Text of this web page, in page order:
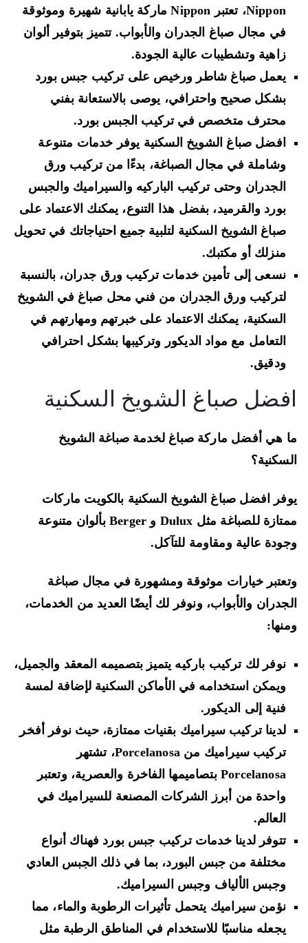
Nippon، تعتبر Nippon ماركة يابانية شهيرة وموثوقة
في مجال صباغ الجدران والأبواب. تتميز بتوفير ألوان
زاهية وتشطيبات عالية الجودة.
يعمل صباغ شاطر ورخيص على تركيب جبس بورد
بشكل صحيح واحترافي، يوصى بالاستعانة بفني
محترف متخصص في تركيب الجبس بورد.
افضل صباغ الشويخ السكنية يوفر خدمات متنوعة
وشاملة في مجال الصباغة، بدءًا من تركيب ورق
الجدران وحتى تركيب الباركيه والسيراميك والجبس
بورد والقرميد، بفضل هذا التنوع، يمكنك الاعتماد على
صباغ الشويخ السكنية لتلبية جميع احتياجاتك في تحويل
منزلك أو مكتبك.
نسعى إلى تأمين خدمات تركيب ورق جدران، بالنسبة
لتركيب ورق الجدران من فني محل صباغ في الشويخ
السكنية، يمكنك الاعتماد على خبرتهم ومهارتهم في
التعامل مع مواد الديكور وتركيبها بشكل احترافي
ودقيق.
صباغ الشويخ السكنية
هي أفضل ماركة صباغ لخدمة صباغة الشويخ
افضل صباغ الشويخ السكنية بالكويت ماركات
ممتازة للصباغة مثل Dulux و Berger بألوان متنوعة
عالية ومقاومة للتآكل.
خيارات موثوقة ومشهورة في مجال صباغة
والأبواب، ونوفر لك أيضًا العديد من الخدمات،
نوفر لك تركيب باركيه يتميز بتصميمه المعقد والجميل،
ويمكن استخدامه في الأماكن السكنية لإضافة لمسة
فنية إلى الديكور.
لدينا تركيب سيراميك بقنيات ممتازة، حيث نوفر أفخر
تركيب سيراميك من Porcelanosa، تشتهر
Porcelanosa بتصاميمها الفاخرة والعصرية، وتعتبر
واحدة من أبرز الشركات المصنعة للسيراميك في
العالم.
تتوفر لدينا خدمات تركيب جبس بورد فهناك أنواع
مختلفة من جبس البورد، بما في ذلك الجبس العادي
وجبس الألياف وجبس السيراميك.
نؤمن سيراميك يتحمل تأثيرات الرطوبة والماء، مما
يجعله مناسبًا للاستخدام في المناطق الرطبة مثل